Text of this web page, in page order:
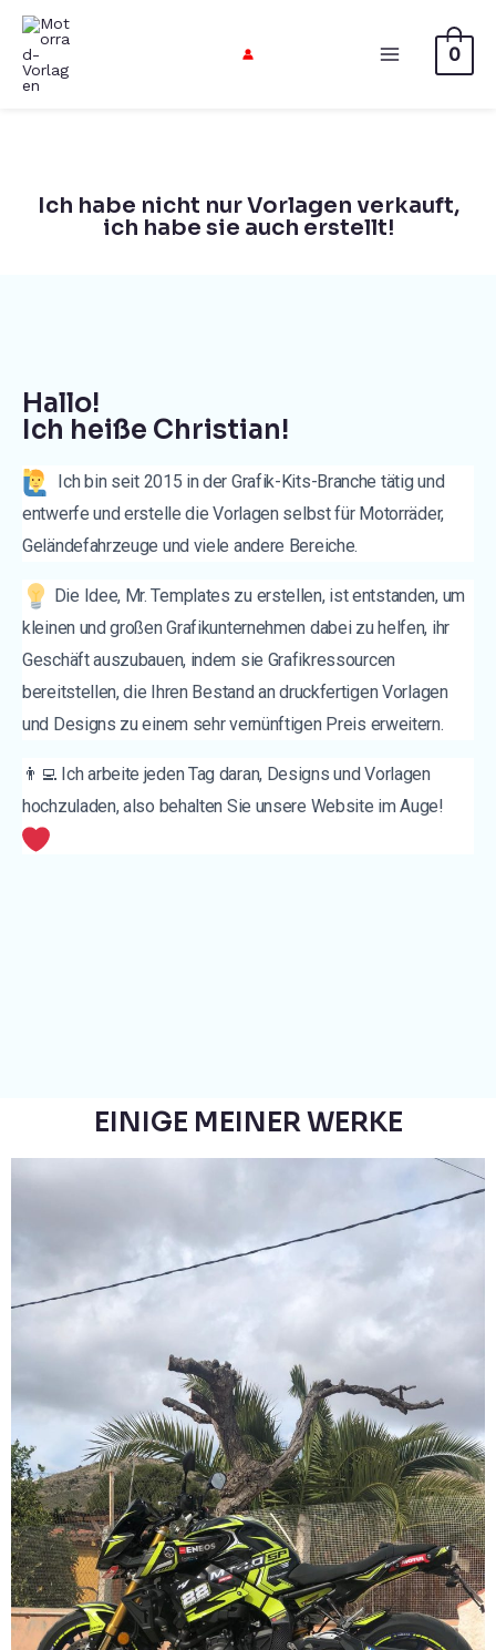
0
Ich habe nicht nur Vorlagen verkauft,
ich habe sie auch erstellt!
Hallo!
Ich heiße Christian!
Ich bin seit 2015 in der Grafik-Kits-Branche tätig und
entwerfe und erstelle die Vorlagen selbst für Motorräder,
Geländefahrzeuge und viele andere Bereiche.
Die Idee, Mr. Templates zu erstellen, ist entstanden, um
kleinen und großen Grafikunternehmen dabei zu helfen, ihr
Geschäft auszubauen, indem sie Grafikressourcen
bereitstellen, die Ihren Bestand an druckfertigen Vorlagen
und Designs zu einem sehr vernünftigen Preis erweitern.
👨‍💻 Ich arbeite jeden Tag daran, Designs und Vorlagen
hochzuladen, also behalten Sie unsere Website im Auge!
EINIGE MEINER WERKE